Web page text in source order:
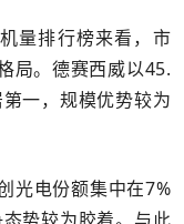
量排行榜来看，市
局。德赛西威以45.
一，规模优势较为
光电份额集中在7%